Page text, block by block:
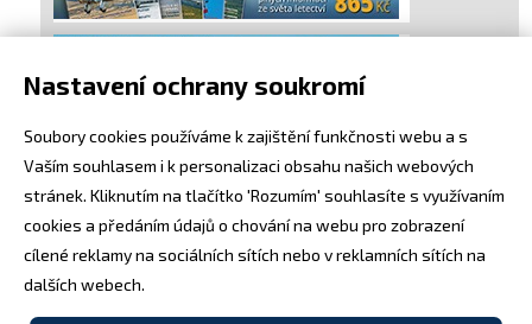
Nastavení ochrany soukromí
Soubory cookies používáme k zajištění funkčnosti webu a s
Vaším souhlasem i k personalizaci obsahu našich webových
stránek. Kliknutím na tlačítko 'Rozumím' souhlasíte s využívaním
cookies a předáním údajů o chování na webu pro zobrazení
cílené reklamy na sociálních sítích nebo v reklamních sítích na
dalších webech.